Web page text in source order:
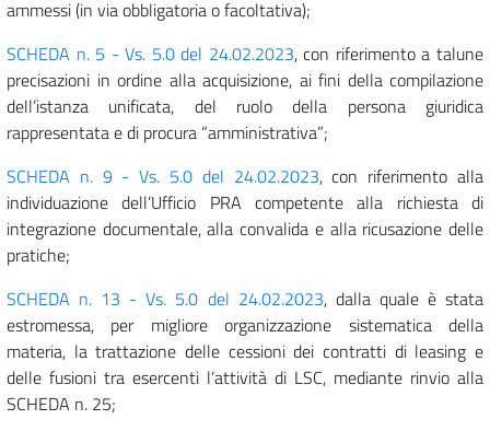
ammessi (in via obbligatoria o facoltativa);
SCHEDA n. 5 - Vs. 5.0 del 24.02.2023, con riferimento a talune
precisazioni in ordine alla acquisizione, ai fini della compilazione
dell’istanza unificata, del ruolo della persona giuridica
rappresentata e di procura “amministrativa”;
SCHEDA n. 9 - Vs. 5.0 del 24.02.2023, con riferimento alla
individuazione dell’Ufficio PRA competente alla richiesta di
integrazione documentale, alla convalida e alla ricusazione delle
pratiche;
SCHEDA n. 13 - Vs. 5.0 del 24.02.2023, dalla quale è stata
estromessa, per migliore organizzazione sistematica della
materia, la trattazione delle cessioni dei contratti di leasing e
delle fusioni tra esercenti l’attività di LSC, mediante rinvio alla
SCHEDA n. 25;